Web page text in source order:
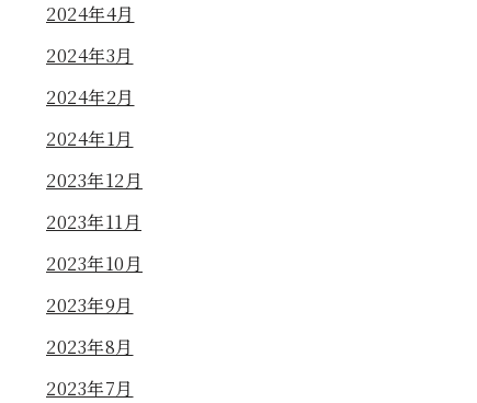
2024年4月
2024年3月
2024年2月
2024年1月
2023年12月
2023年11月
2023年10月
2023年9月
2023年8月
2023年7月